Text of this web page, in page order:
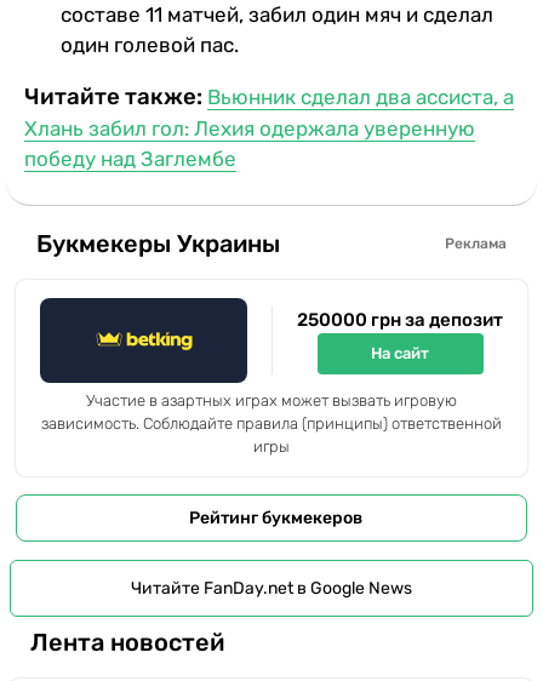
составе 11 матчей, забил один мяч и сделал
один голевой пас.
Читайте также: Вьюнник сделал два ассиста, а
Хлань забил гол: Лехия одержала уверенную
победу над Заглембе
Букмекеры Украины Реклама
250000 грн за депозит
На сайт
Участие в азартных играх может вызвать игровую
зависимость. Соблюдайте правила (принципы) ответственной
игры
Рейтинг букмекеров
Читайте FanDay.net в Google News
Лента новостей